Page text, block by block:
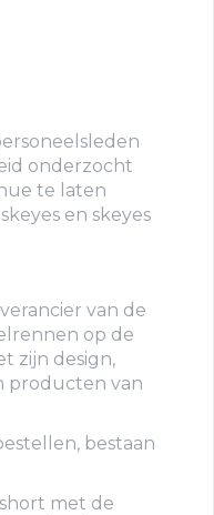
onderzocht
te laten
en skeyes
van de
op de
zijn design,
producten van
bestaan
met de